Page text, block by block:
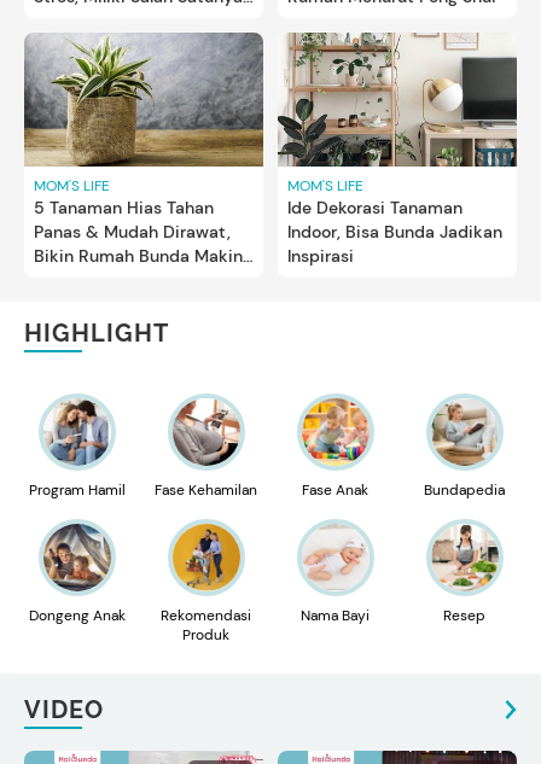
MOM'S LIFE
5 Tanaman Hias Tahan
Panas & Mudah Dirawat,
Bikin Rumah Bunda Makin
MOM'S LIFE
Ide Dekorasi Tanaman
Indoor, Bisa Bunda Jadikan
Inspirasi
HIGHLIGHT
Program Hamil Fase Kehamilan Fase Anak Bundapedia
Dongeng Anak
Rekomendasi
Produk
Nama Bayi Resep
VIDEO